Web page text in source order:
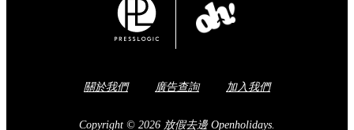
關於我們 廣告查詢 加入我們
Copyright © 2026 放假去邊 Openholidays.